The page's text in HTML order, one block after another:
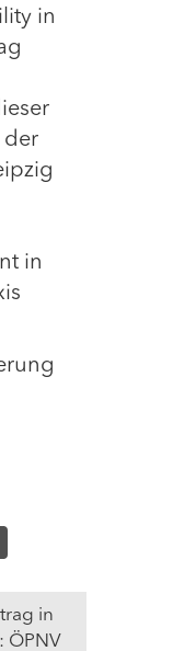
in
der
in
in
ÖPNV